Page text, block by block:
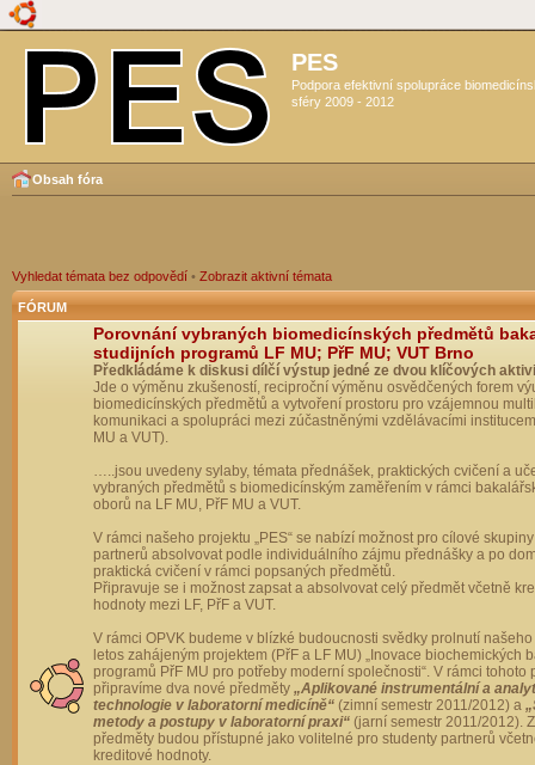
PES
Podpora efektivní spolupráce
sféry 2009 - 2012
Obsah fóra
Vyhledat témata bez odpovědí • Zobrazit aktivní témata
FÓRUM
Porovnání vybraných biomedicínských předmětů
studijních programů LF MU; PřF MU; VUT Brno
Předkládáme k diskusi dílčí výstup jedné ze dvou klíčových
Jde o výměnu zkušeností, reciproční výměnu osvědčených forem
biomedicínských předmětů a vytvoření prostoru pro vzájemnou
komunikaci a spolupráci mezi zúčastněnými vzdělávacími
MU a VUT).
…..jsou uvedeny sylaby, témata přednášek, praktických cvičení a
vybraných předmětů s biomedicínským zaměřením v rámci
oborů na LF MU, PřF MU a VUT.
V rámci našeho projektu „PES“ se nabízí možnost pro cílové
partnerů absolvovat podle individuálního zájmu přednášky a po
praktická cvičení v rámci popsaných předmětů.
Připravuje se i možnost zapsat a absolvovat celý předmět včetně
hodnoty mezi LF, PřF a VUT.
V rámci OPVK budeme v blízké budoucnosti svědky prolnutí
letos zahájeným projektem (PřF a LF MU) „Inovace biochemických
programů PřF MU pro potřeby moderní společnosti“. V rámci tohoto
připravíme dva nové předměty „Aplikované instrumentální a
technologie v laboratorní medicíně“ (zimní semestr 2011/2012) a
metody a postupy v laboratorní praxi“ (jarní semestr 2011/2012).
předměty budou přístupné jako volitelné pro studenty partnerů
kreditové hodnoty.